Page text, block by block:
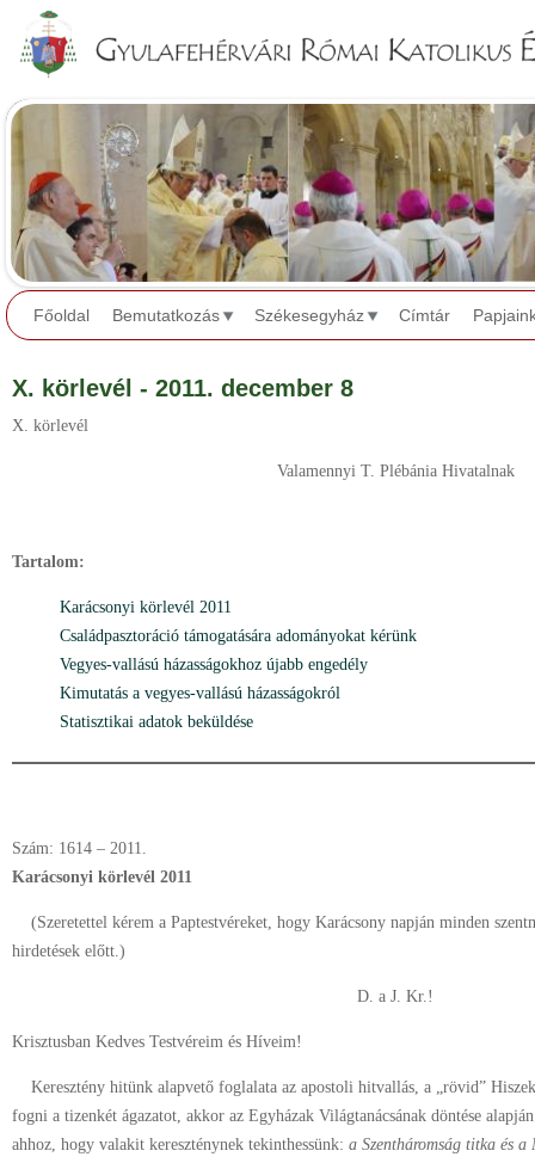
Főoldal Bemutatkozás Székesegyház Címtár
X. körlevél - 2011. december 8
X. körlevél
Valamennyi T. Plébánia Hivatalnak
Tartalom:
Karácsonyi körlevél 2011
Családpasztoráció támogatására adományokat kérünk
Vegyes-vallású házasságokhoz újabb engedély
Kimutatás a vegyes-vallású házasságokról
Statisztikai adatok beküldése
Szám: 1614 – 2011.
Karácsonyi körlevél 2011
(Szeretettel kérem a Paptestvéreket, hogy Karácsony napján minden
hirdetések előtt.)
D. a J. Kr.!
Krisztusban Kedves Testvéreim és Híveim!
Keresztény hitünk alapvető foglalata az apostoli hitvallás, a „rövid”
fogni a tizenkét ágazatot, akkor az Egyházak Világtanácsának döntése
ahhoz, hogy valakit kereszténynek tekinthessünk: a Szentháromság titka és a